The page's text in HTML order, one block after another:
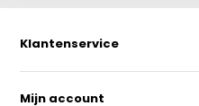
Klantenservice
Mijn account